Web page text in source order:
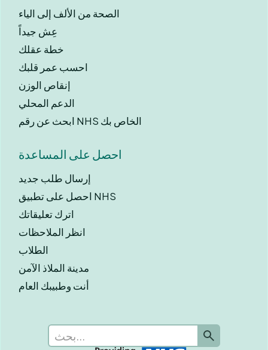
الصحة من الألف إلى الياء
عِش جيداً
خطة عقلك
احسب عمر قلبك
إنقاص الوزن
الدعم المحلي
ابحث عن رقم NHS الخاص بك
احصل على المساعدة
إرسال طلب جديد
احصل على تطبيق NHS
اترك تعليقاتك
انظر الملاحظات
الطلاب
مدينة الملاذ الآمن
أنت وطبيبك العام